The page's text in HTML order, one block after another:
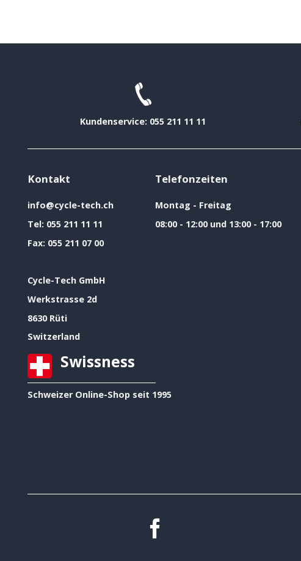
Kundenservice: 055 211 11 11
Kontakt
info@cycle-tech.ch
Tel: 055 211 11 11
Fax: 055 211 07 00
Cycle-Tech GmbH
Werkstrasse 2d
8630 Rüti
Switzerland
Telefonzeiten
Montag - Freitag
08:00 - 12:00 und 13:00 - 17:00
Swissness
Schweizer Online-Shop seit 1995